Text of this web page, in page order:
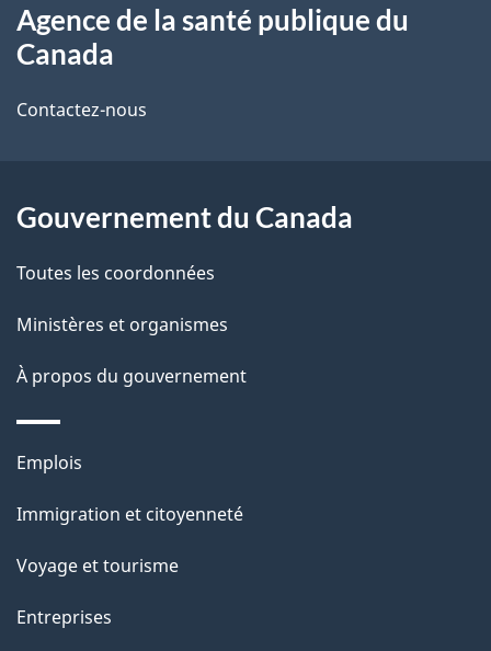
i
s
e
l
a
p
a
g
e
propos
ce
Agence de la santé publique du
Canada
Contactez-nous
Gouvernement du Canada
Toutes les coordonnées
Ministères et organismes
À propos du gouvernement
Thèmes
sujets
Emplois
Immigration et citoyenneté
Voyage et tourisme
Entreprises